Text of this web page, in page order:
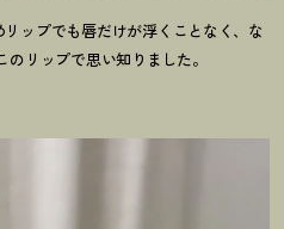
ップでも唇だけが浮くことなく、な
リップで思い知りました。